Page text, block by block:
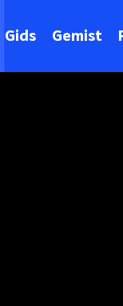
Gids Gemist